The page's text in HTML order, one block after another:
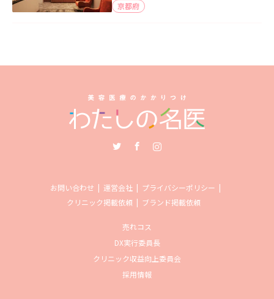
京都府
お問い合わせ 運営会社
プライバシーポリシー
クリニック掲載依頼
ブランド掲載依頼
売れコス
DX実行委員長
クリニック収益向上委員会
採用情報